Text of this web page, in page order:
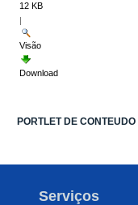
12 KB
|
Visão
Download
PORTLET DE
Serviços